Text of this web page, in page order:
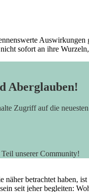
sofort an ⁣ihre
Aberglauben!
Zugriff auf die
unserer Community!
betrachtet haben,
seit ⁤jeher begleiten: